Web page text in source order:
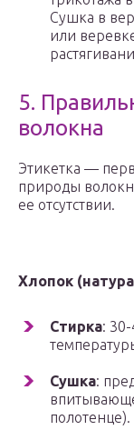
Сушка в
или
5.
волокна
Этикетка —
природы
ее отсутствии.
Хлопок
Стирка:
Сушка: